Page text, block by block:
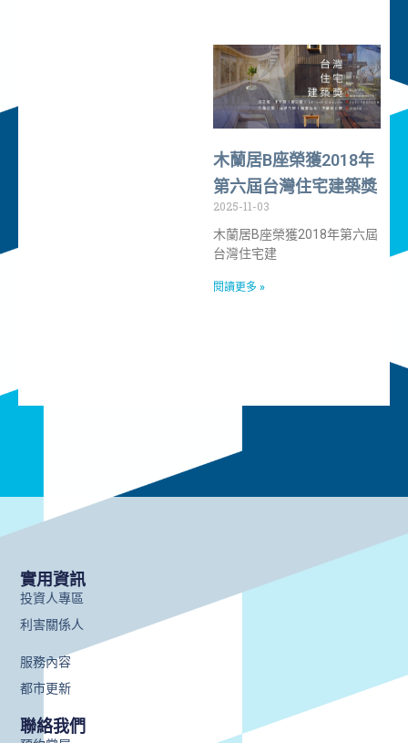
木蘭居B座榮獲2018年
第六屆台灣住宅建築獎
2025-11-03
木蘭居B座榮獲2018年第六屆
台灣住宅建
閱讀更多 »
實用資訊
投資人專區
利害關係人
服務內容
都市更新
聯絡我們